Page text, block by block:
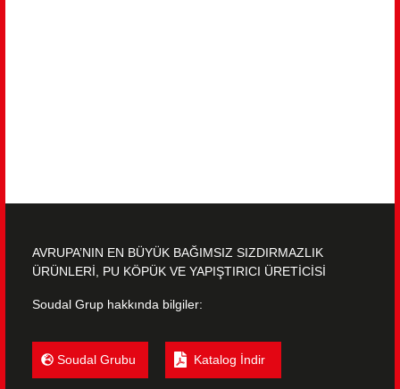
AVRUPA’NIN EN BÜYÜK BAĞIMSIZ SIZDIRMAZLIK
ÜRÜNLERİ, PU KÖPÜK VE YAPIŞTIRICI ÜRETİCİSİ
Soudal Grup hakkında bilgiler:
Soudal Grubu Katalog İndir